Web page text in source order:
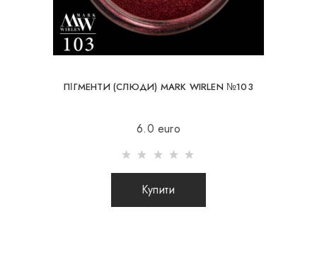
ПІГМЕНТИ (СЛЮДИ) MARK WIRLEN №103
6.0 euro
Купити